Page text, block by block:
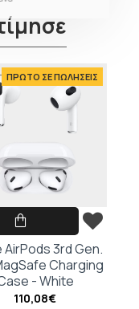
ΠΡΩΤΟ ΣΕ ΠΩΛΗΣΕΙΣ
AirPods 3rd Gen.
Charging
- White
110,08€